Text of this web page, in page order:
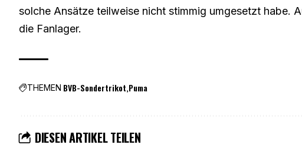
solche Ansätze teilweise nicht stimmig umgesetzt habe.
die Fanlager.
THEMEN BVB-Sondertrikot Puma
DIESEN ARTIKEL TEILEN